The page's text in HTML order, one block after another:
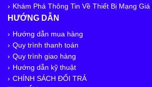
Khám Phá Thông Tin Về Thiết Bị Mạng Giá
HƯỚNG DẪN
Hướng dẫn mua hàng
Quy trình thanh toán
Quy trình giao hàng
Hướng dẫn kỹ thuật
CHÍNH SÁCH ĐỔI TRẢ